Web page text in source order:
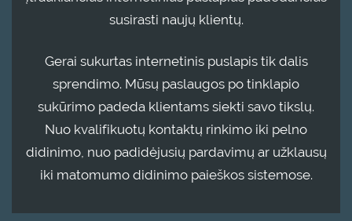
susirasti naujų klientų.
Gerai sukurtas internetinis puslapis tik dalis
sprendimo. Mūsų paslaugos po tinklapio
sukūrimo padeda klientams siekti savo tikslų.
Nuo kvalifikuotų kontaktų rinkimo iki pelno
didinimo, nuo padidėjusių pardavimų ar užklausų
iki matomumo didinimo paieškos sistemose.